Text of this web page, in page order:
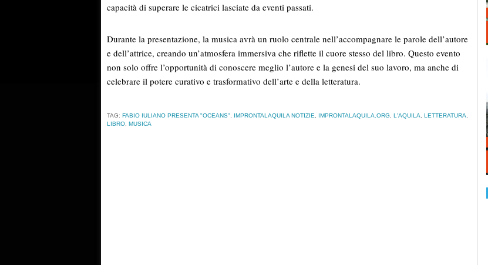
capacità di superare le cicatrici lasciate da eventi passati.
Durante la presentazione, la musica avrà un ruolo centrale nell’accompagnare le parole dell’autore
e dell’attrice, creando un’atmosfera immersiva che riflette il cuore stesso del libro. Questo evento
non solo offre l’opportunità di conoscere meglio l’autore e la genesi del suo lavoro, ma anche di
celebrare il potere curativo e trasformativo dell’arte e della letteratura.
TAG: FABIO IULIANO PRESENTA "OCEANS", IMPRONTALAQUILA NOTIZIE, IMPRONTALAQUILA.ORG, L'AQUILA, LETTERATURA,
LIBRO, MUSICA